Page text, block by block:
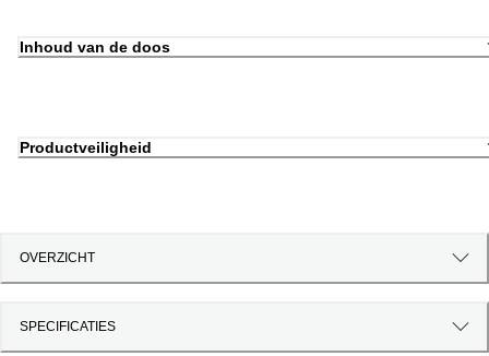
Inhoud van de doos
Productveiligheid
OVERZICHT
SPECIFICATIES